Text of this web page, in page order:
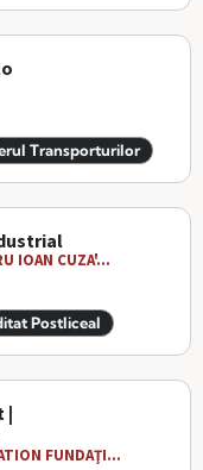
Transporturilor
IOAN CUZA'...
Postliceal
|
FUNDAŢI...